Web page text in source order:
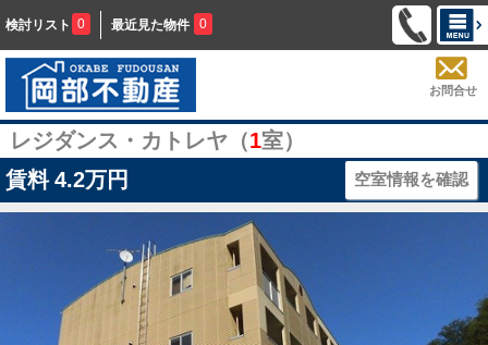
検討リスト 0 最近見た物件 0
お問合せ
レジダンス・カトレヤ（1室）
賃料 4.2万円 空室情報を確認